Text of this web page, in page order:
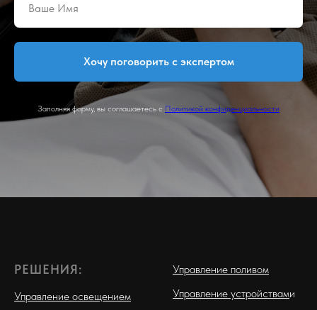
Хочу поговорить с экспертом
Заполняя форму, вы соглашаетесь с Политикой конфиденциальности
РЕШЕНИЯ:
Управление освещением
Управление поливом
Управление устройствами